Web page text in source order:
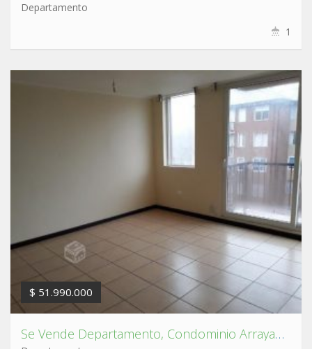
Departamento
1
$ 51.990.000
Se Vende Departamento, Condominio Arrayan en San Pedro de la Paz.